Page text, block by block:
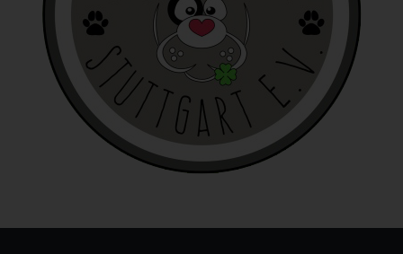
identifizierbar wird eine natürliche Person angesehen, die
direkt oder indirekt, insbesondere mittels Zuordnung zu
einer Kennung wie einem Namen, zu einer Kennnummer,
zu Standortdaten, zu einer Online-Kennung oder zu
einem oder mehreren besonderen Merkmalen, die
Ausdruck der physischen, physiologischen, genetischen,
psychischen, wirtschaftlichen, kulturellen oder sozialen
Identität dieser natürlichen Person sind, identifiziert
Betroffene Person ist jede identifizierte oder